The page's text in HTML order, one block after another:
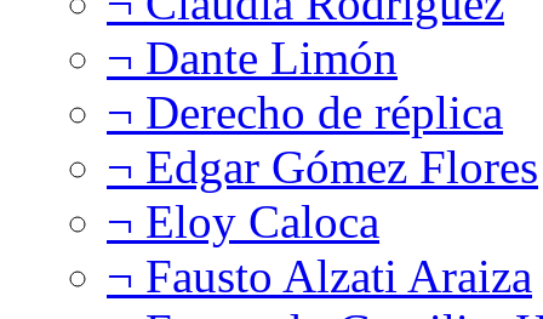
¬ Dante Limón
¬ Derecho de réplica
¬ Edgar Gómez Flores
¬ Eloy Caloca
¬ Fausto Alzati Araiza